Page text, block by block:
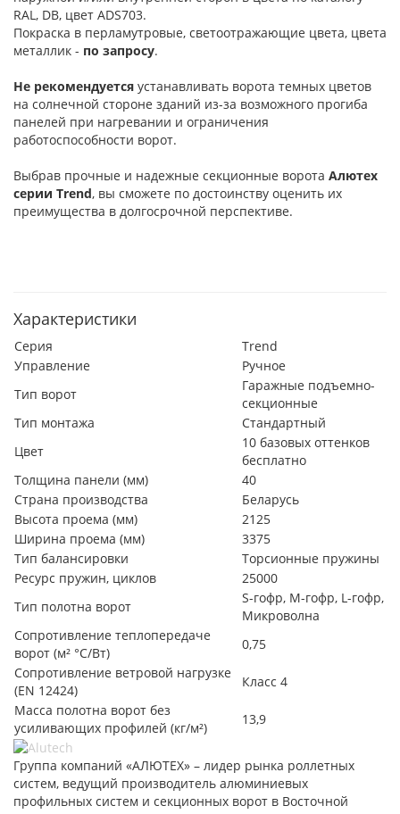
RAL, DB, цвет ADS703.
Покраска в перламутровые, светоотражающие цвета, цвета
металлик - по запросу.
Не рекомендуется устанавливать ворота темных цветов
на солнечной стороне зданий из-за возможного прогиба
панелей при нагревании и ограничения
работоспособности ворот.
Выбрав прочные и надежные секционные ворота Алютех
серии Trend, вы сможете по достоинству оценить их
преимущества в долгосрочной перспективе.
Характеристики
Серия
Trend
Управление
Ручное
Тип ворот
Гаражные подъемно-
секционные
Тип монтажа
Стандартный
Цвет
10 базовых оттенков
бесплатно
Толщина панели (мм)
40
Страна производства
Беларусь
Высота проема (мм)
2125
Ширина проема (мм)
3375
Тип балансировки
Торсионные пружины
Ресурс пружин, циклов
25000
Тип полотна ворот
S-гофр, М-гофр, L-гофр,
Микроволна
Сопротивление теплопередаче
ворот (м² °С/Вт)
0,75
Сопротивление ветровой нагрузке
(EN 12424)
Класс 4
Масса полотна ворот без
усиливающих профилей (кг/м²)
13,9
Группа компаний «АЛЮТЕХ» – лидер рынка роллетных
систем, ведущий производитель алюминиевых
профильных систем и секционных ворот в Восточной